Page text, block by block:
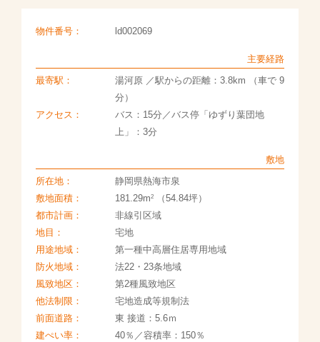
物件番号： ld002069
主要経路
最寄駅：
湯河原 ／駅からの距離：3.8km （車で 9
分）
アクセス：
バス：15分／バス停「ゆずり葉団地
上」：3分
敷地
所在地：
静岡県熱海市泉
敷地面積：
181.29m2（54.84坪）
都市計画：
非線引区域
地目：
宅地
用途地域：
第一種中高層住居専用地域
防火地域：
法22・23条地域
風致地区：
第2種風致地区
他法制限：
宅地造成等規制法
前面道路：
東 接道：5.6ｍ
建ぺい率：
40％／容積率：150％